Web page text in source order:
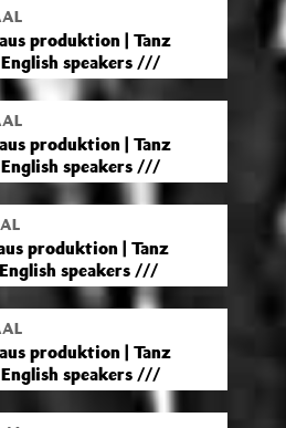
produktion | Tanz
speakers ///
produktion | Tanz
speakers ///
produktion | Tanz
speakers ///
produktion | Tanz
speakers ///